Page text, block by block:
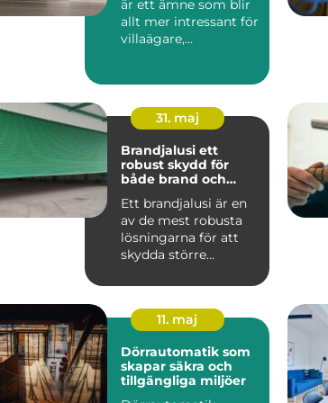
är ett ämne som blir
allt mer intressant för
villaägare,
31. maj
Brandjalusi ett
robust skydd för
både brand och
Ett brandjalusi är en
av de mest robusta
lösningarna för att
skydda större
byggnad mo...
11. maj
Dörrautomatik som
skapar säkra och
tillgängliga miljöer